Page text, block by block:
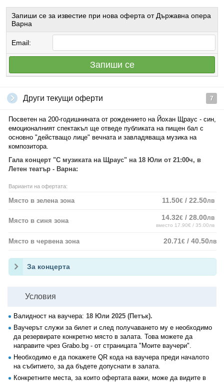
Запиши се за известие при нова оферта от Държавна опера
Варна
Email:
Запиши се
Други текущи оферти 7
Посветен на 200-годишнината от рождението на Йохан Щраус - син,
емоционалният спектакъл ще отведе публиката на пищен бал с
основно "действащо лице" вечната и завладяваща музика на
композитора.
Гала концерт "С музиката на Щраус" на 18 Юли от 21:00ч, в
Летен театър - Варна:
Варианти на офертата:
Място в зелена зона 11.50€ / 22.50лв
Място в синя зона 14.32€ / 28.00лв
вместо 17.90€ / 35.00лв
Място в червена зона 20.71€ / 40.50лв
За концерта
Условия
Валидност на ваучера: 18 Юли 2025 (Петък).
Ваучерът служи за билет и след получаването му е необходимо
да резервирате конкретно място в залата. Това можете да
направите чрез Grabo.bg - от страницата "Моите ваучери".
Необходимо е да покажете QR кода на ваучера преди началото
на събитието, за да бъдете допуснати в залата.
Конкретните места, за които офертата важи, може да видите в